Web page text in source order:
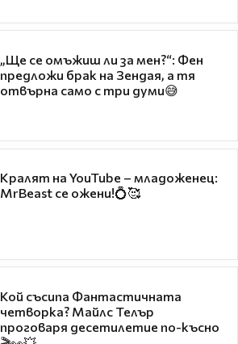
„Ще се омъжиш ли за мен?“: Фен
предложи брак на Зендая, а тя
отвърна само с три думи😅
Кралят на YouTube – младоженец:
MrBeast се ожени!💍🥰
Кой съсипа Фантастичната
четворка? Майлс Телър
проговаря десетилетие по-късно